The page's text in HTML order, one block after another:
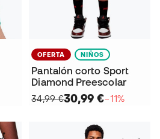
OFERTA NIÑOS
Pantalón corto Sport
Diamond Preescolar
34,99 €30,99 €−11%